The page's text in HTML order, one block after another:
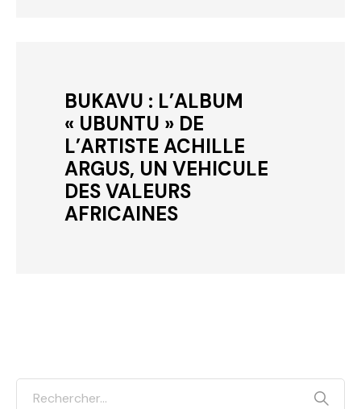
BUKAVU : L’ALBUM
« UBUNTU » DE
L’ARTISTE ACHILLE
ARGUS, UN VEHICULE
DES VALEURS
AFRICAINES